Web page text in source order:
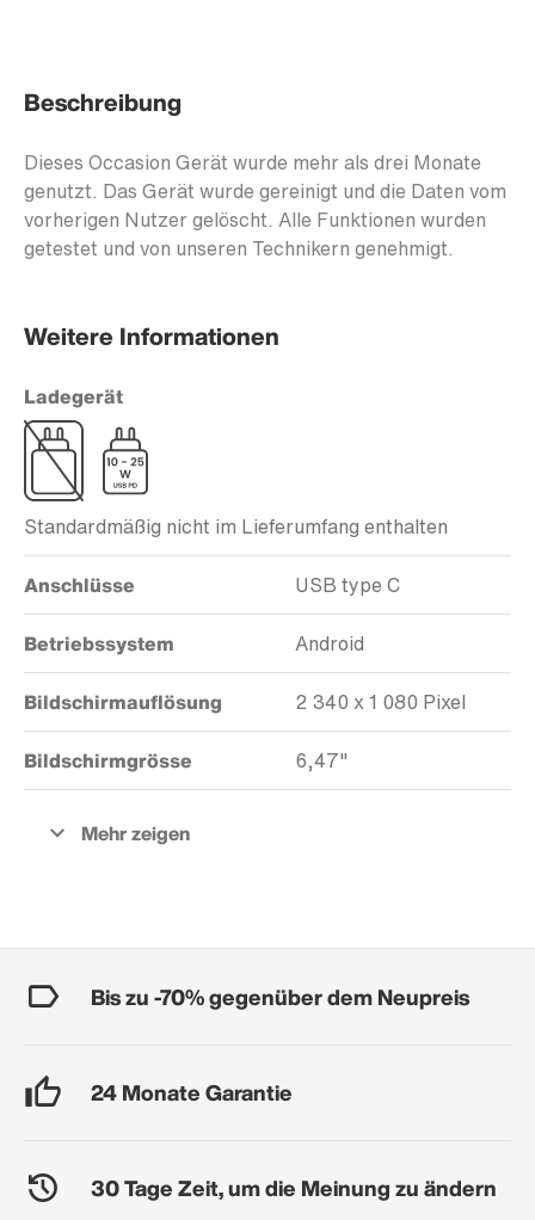
Beschreibung
Dieses Occasion Gerät wurde mehr als drei Monate
genutzt. Das Gerät wurde gereinigt und die Daten vom
vorherigen Nutzer gelöscht. Alle Funktionen wurden
getestet und von unseren Technikern genehmigt.
Weitere Informationen
Ladegerät
Standardmäßig nicht im Lieferumfang enthalten
Anschlüsse USB type C
Betriebssystem Android
Bildschirmauflösung 2 340 x 1 080 Pixel
Bildschirmgrösse 6,47"
Bis zu -70% gegenüber dem Neupreis
24 Monate Garantie
30 Tage Zeit, um die Meinung zu ändern